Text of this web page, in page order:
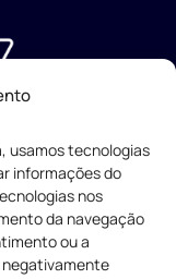
usamos tecnologias
informações do
nos
da navegação
ou a
2013-2026